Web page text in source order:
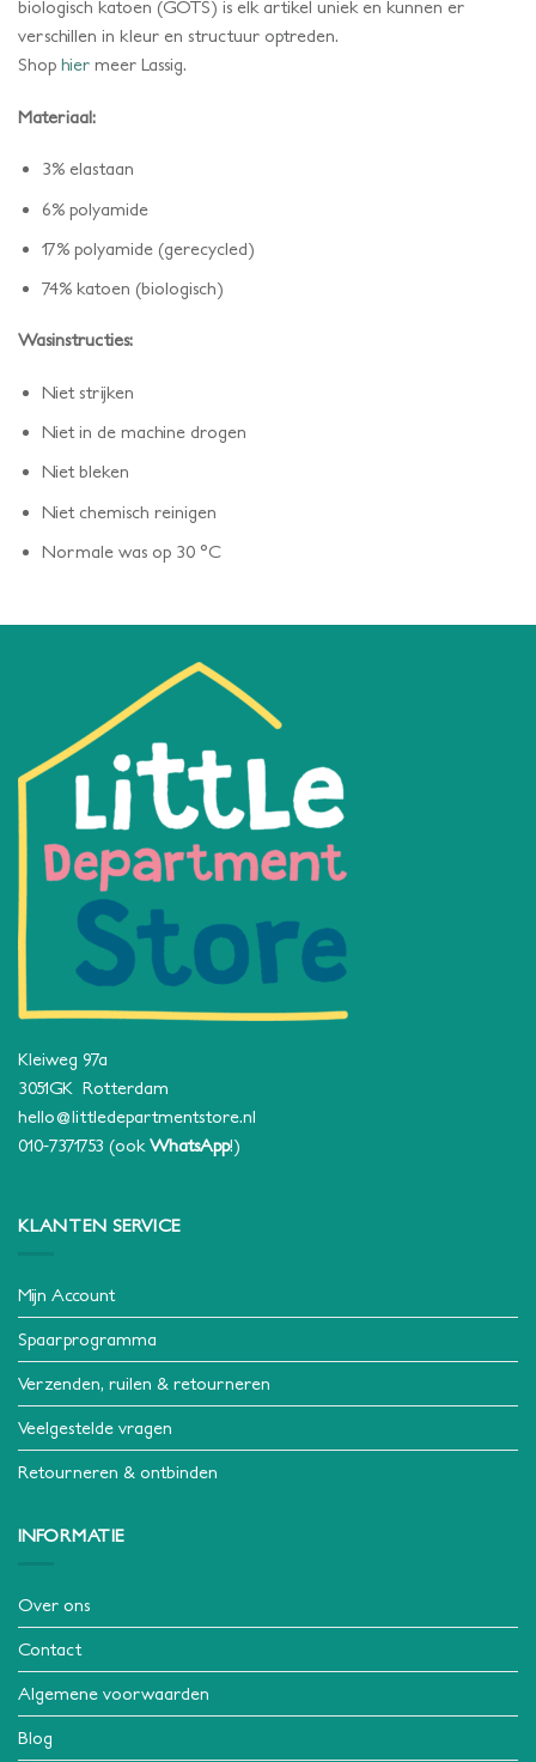
biologisch katoen (GOTS) is elk artikel uniek en kunnen er
verschillen in kleur en structuur optreden.
Shop hier meer Lassig.
Materiaal:
3% elastaan
6% polyamide
17% polyamide (gerecycled)
74% katoen (biologisch)
Wasinstructies:
Niet strijken
Niet in de machine drogen
Niet bleken
Niet chemisch reinigen
Normale was op 30 °C
Kleiweg 97a
3051GK Rotterdam
hello@littledepartmentstore.nl
010-7371753 (ook WhatsApp!)
KLANTEN SERVICE
Mijn Account
Spaarprogramma
Verzenden, ruilen & retourneren
Veelgestelde vragen
Retourneren & ontbinden
INFORMATIE
Over ons
Contact
Algemene voorwaarden
Blog